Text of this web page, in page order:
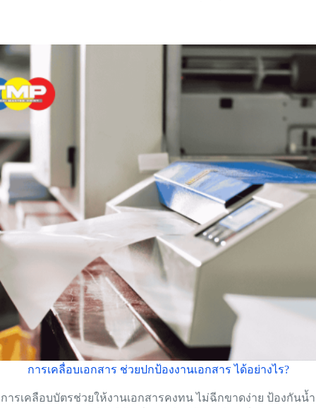
การเคลื่อบเอกสาร ช่วยปกป้องงานเอกสาร ได้อย่างไร?
การเคลือบบัตรช่วยให้งานเอกสารคงทน ไม่ฉีกขาดง่าย ป้องกันน้ำ